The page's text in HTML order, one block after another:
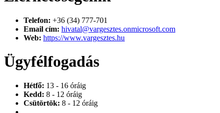
Telefon: +36 (34) 777-701
Email cím: hivatal@vargesztes.onmicrosoft.com
Web: https://www.vargesztes.hu
Ügyfélfogadás
Hétfő: 13 - 16 óráig
Kedd: 8 - 12 óráig
Csütörtök: 8 - 12 óráig